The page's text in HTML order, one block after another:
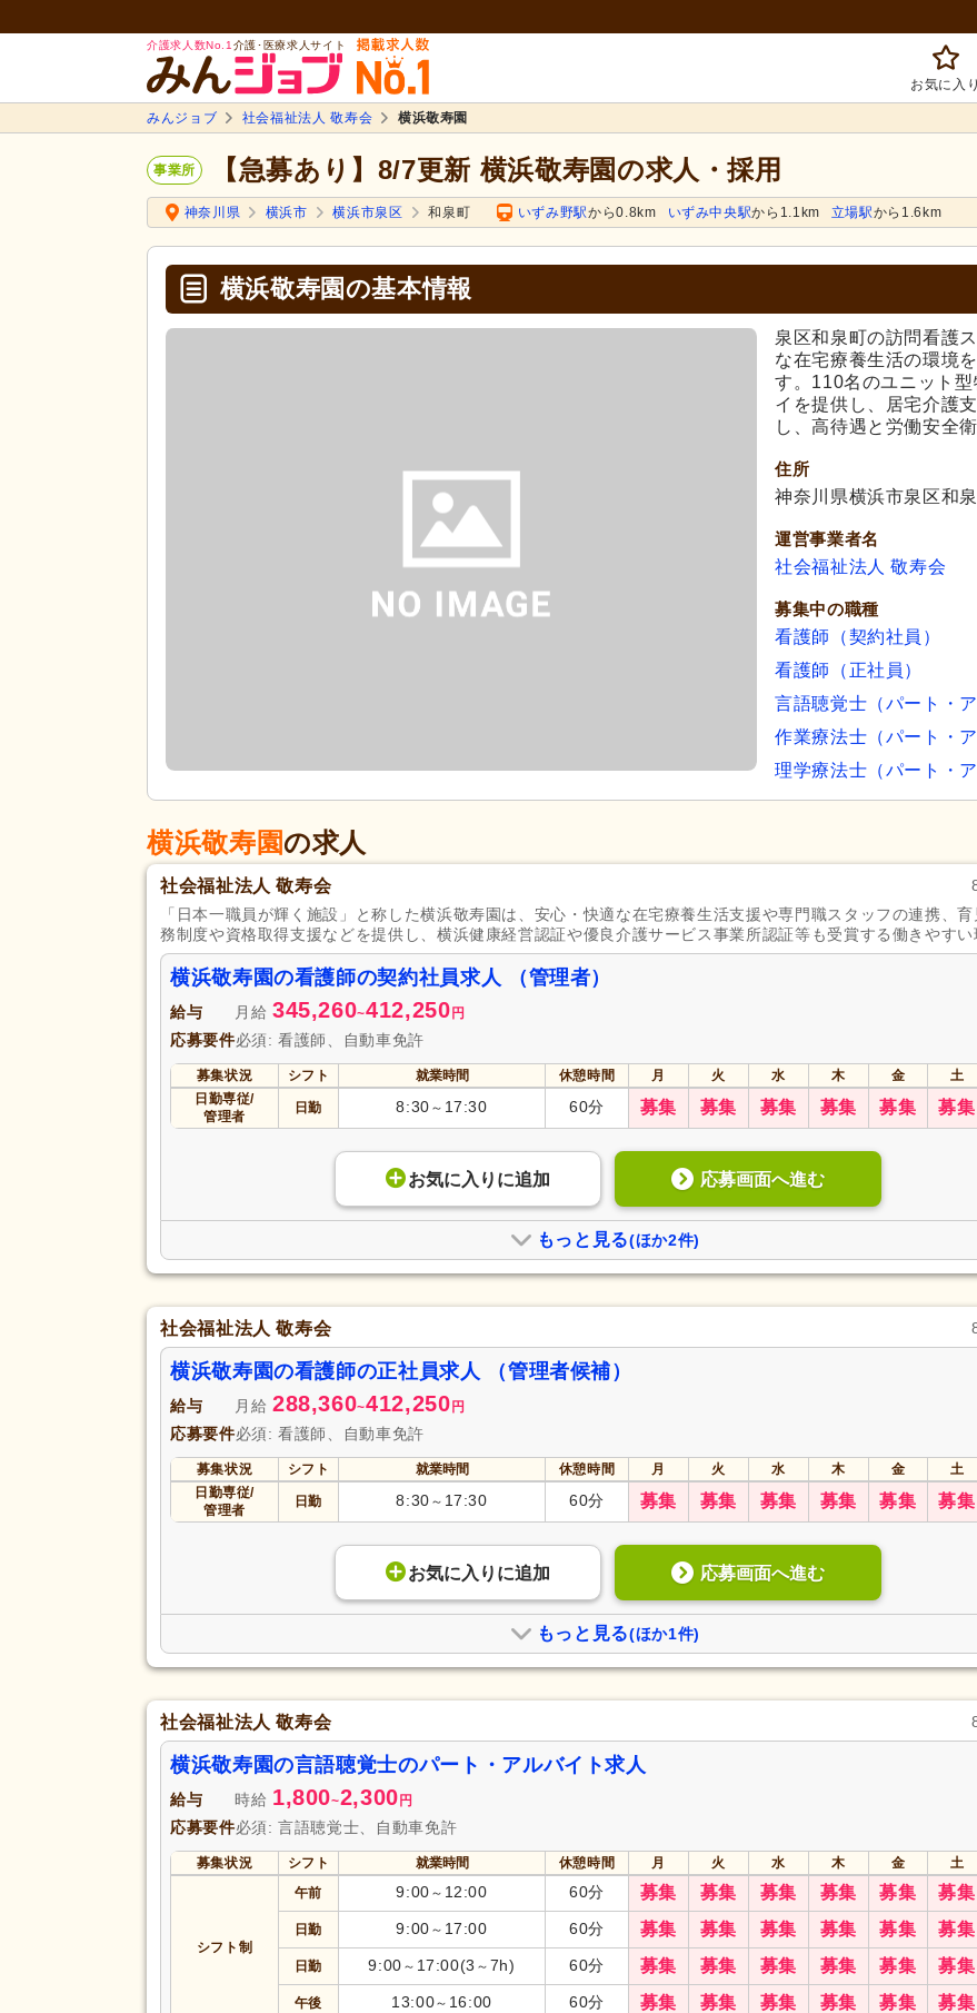
介護求人数No.1 介護･医療求人サイト
お気に入り
みんジョブ 社会福祉法人 敬寿会 横浜敬寿園
事業所 【急募あり】8/7更新 横浜敬寿園の求人・採用
神奈川県 横浜市 横浜市泉区 和泉町 いずみ野駅から0.8km いずみ中央駅から1.1km 立場駅から1.6km
横浜敬寿園の基本情報
泉区和泉町の訪問看護
な在宅療養生活の環境
す。110名のユニット
イを提供し、居宅介護
し、高待遇と労働安全
住所
神奈川県横浜市泉区和
運営事業者名
社会福祉法人 敬寿会
募集中の職種
看護師（契約社員）
看護師（正社員）
言語聴覚士（パート・ア
作業療法士（パート・ア
理学療法士（パート・ア
横浜敬寿園の求人
社会福祉法人 敬寿会
「日本一職員が輝く施設」と称した横浜敬寿園は、安心・快適な在宅療養生活支援や専門職スタッフの連携、
務制度や資格取得支援などを提供し、横浜健康経営認証や優良介護サービス事業所認証等も受賞する働きやすい
横浜敬寿園の看護師の契約社員求人 （管理者）
給与 月給 345,260~412,250 円
応募要件必須: 看護師、自動車免許
募集状況 シフト 就業時間 休憩時間 月 火 水 木 金 土
日勤専従/
管理者
日勤 8:30 ～ 17:30 60分 募集 募集 募集 募集 募集 募集
お気に入り に追加 応募画面へ進む
もっと見る(ほか2件)
社会福祉法人 敬寿会
横浜敬寿園の看護師の正社員求人 （管理者候補）
給与 月給 288,360~412,250 円
応募要件必須: 看護師、自動車免許
募集状況 シフト 就業時間 休憩時間 月 火 水 木 金 土
日勤専従/
管理者
日勤 8:30 ～ 17:30 60分 募集 募集 募集 募集 募集 募集
お気に入り に追加 応募画面へ進む
もっと見る(ほか1件)
社会福祉法人 敬寿会
横浜敬寿園の言語聴覚士のパート・アルバイト求人
給与 時給 1,800~2,300 円
応募要件必須: 言語聴覚士、自動車免許
募集状況 シフト 就業時間 休憩時間 月 火 水 木 金 土
シフト制
午前 9:00 ～ 12:00 60分 募集 募集 募集 募集 募集 募集
日勤 9:00 ～ 17:00 60分 募集 募集 募集 募集 募集 募集
日勤 9:00 ～ 17:00(3 ～ 7h) 60分 募集 募集 募集 募集 募集 募集
午後 13:00～ 16:00 60分 募集 募集 募集 募集 募集 募集